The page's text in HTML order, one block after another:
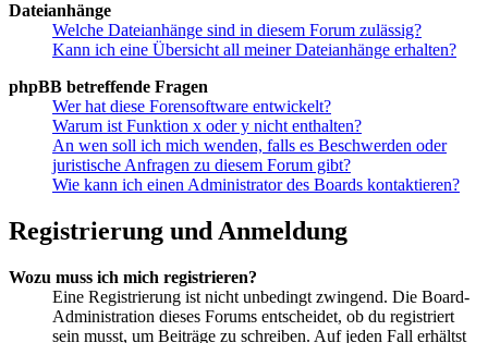
Dateianhänge
Welche Dateianhänge sind in diesem Forum zulässig?
Kann ich eine Übersicht all meiner Dateianhänge erhalten?
phpBB betreffende Fragen
Wer hat diese Forensoftware entwickelt?
Warum ist Funktion x oder y nicht enthalten?
An wen soll ich mich wenden, falls es Beschwerden oder
juristische Anfragen zu diesem Forum gibt?
Wie kann ich einen Administrator des Boards kontaktieren?
Registrierung und Anmeldung
Wozu muss ich mich registrieren?
Eine Registrierung ist nicht unbedingt zwingend. Die Board-
Administration dieses Forums entscheidet, ob du registriert
sein musst, um Beiträge zu schreiben. Auf jeden Fall erhältst